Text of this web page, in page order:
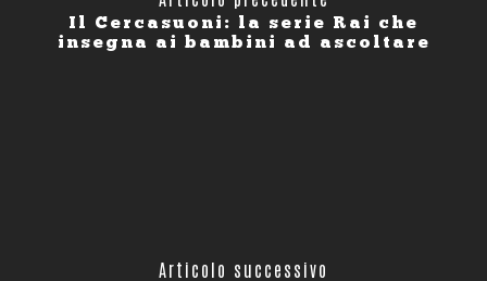
Il Cercasuoni: la serie Rai che
insegna ai bambini ad ascoltare
Articolo successivo